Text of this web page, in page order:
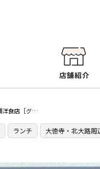
行列のできる老舗洋食店［グリルはせがわ］で至福のひととき／北大路
ランチ 大徳寺・北大路周